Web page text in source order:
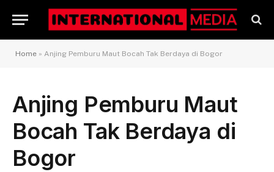
Home » Anjing Pemburu Maut Bocah Tak Berdaya di Bogor
Anjing Pemburu Maut
Bocah Tak Berdaya di
Bogor